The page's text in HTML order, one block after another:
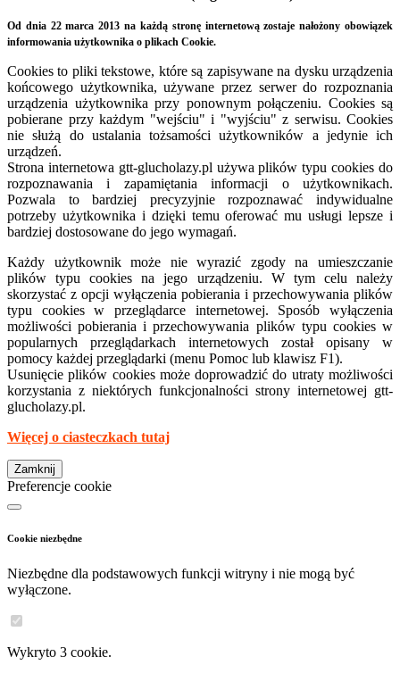
Od dnia 22 marca 2013 na każdą stronę internetową zostaje nałożony obowiązek
informowania użytkownika o plikach Cookie.
Cookies to pliki tekstowe, które są zapisywane na dysku urządzenia
końcowego użytkownika, używane przez serwer do rozpoznania
urządzenia użytkownika przy ponownym połączeniu. Cookies są
pobierane przy każdym "wejściu" i "wyjściu" z serwisu. Cookies
nie służą do ustalania tożsamości użytkowników a jedynie ich
urządzeń.
Strona internetowa gtt-glucholazy.pl używa plików typu cookies do
rozpoznawania i zapamiętania informacji o użytkownikach.
Pozwala to bardziej precyzyjnie rozpoznawać indywidualne
potrzeby użytkownika i dzięki temu oferować mu usługi lepsze i
bardziej dostosowane do jego wymagań.
Każdy użytkownik może nie wyrazić zgody na umieszczanie
plików typu cookies na jego urządzeniu. W tym celu należy
skorzystać z opcji wyłączenia pobierania i przechowywania plików
typu cookies w przeglądarce internetowej. Sposób wyłączenia
możliwości pobierania i przechowywania plików typu cookies w
popularnych przeglądarkach internetowych został opisany w
pomocy każdej przeglądarki (menu Pomoc lub klawisz F1).
Usunięcie plików cookies może doprowadzić do utraty możliwości
korzystania z niektórych funkcjonalności strony internetowej gtt-
glucholazy.pl.
Więcej o ciasteczkach tutaj
Zamknij
Preferencje cookie
Cookie niezbędne
Niezbędne dla podstawowych funkcji witryny i nie mogą być
wyłączone.
Wykryto 3 cookie.